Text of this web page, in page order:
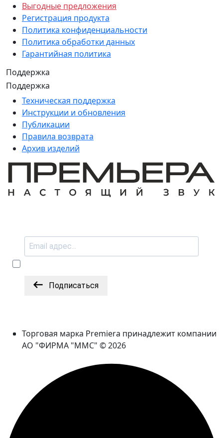
Выгодные предложения
Регистрация продукта
Политика конфиденциальности
Политика обработки данных
Гарантийная политика
Поддержка
Поддержка
Техническая поддержка
Инструкции и обновления
Публикации
Правила возврата
Архив изделий
Подписаться
Торговая марка Premiera принадлежит компании
АО "ФИРМА "ММС" © 2026